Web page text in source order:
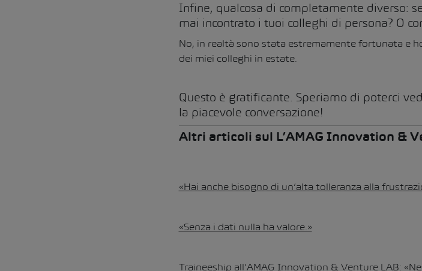
Infine, qualcosa di completamente diverso:
mai incontrato i tuoi colleghi di persona? O
No, in realtà sono stata estremamente fortunata e
dei miei colleghi in estate.
​​​​​​​Questo è gratificante. Speriamo di poterci
la piacevole conversazione!
Altri articoli sul L’AMAG Innovation &
«Hai anche bisogno di un’alta tolleranza alla
«Senza i dati nulla ha valore.»
Traineeship all’AMAG Innovation & Venture LAB: